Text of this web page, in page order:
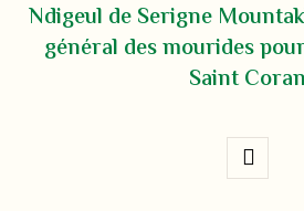
Ndigeul de Serigne
général des mourides
Saint Coran